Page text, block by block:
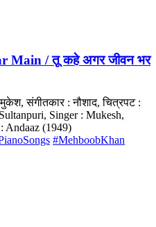
Main / तू कहे अगर जीवन भर
संगीतकार : नौशाद, चित्रपट :
Singer : Mukesh,
Andaaz (1949)
#MehboobKhan